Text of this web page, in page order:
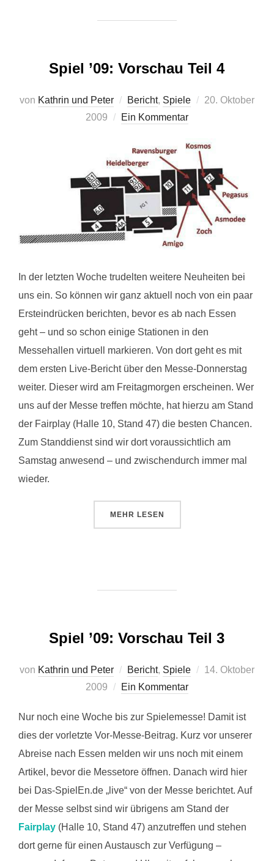
Spiel ’09: Vorschau Teil 4
von Kathrin und Peter Bericht, Spiele
Veröffentlicht
20. Oktober
2009
Ein Kommentar
In der letzten Woche trudelten weitere Neuheiten bei
uns ein. So können wir ganz aktuell noch von ein paar
Ersteindrücken berichten, bevor es ab nach Essen
geht – und so schon einige Stationen in den
Messehallen virtuell markieren. Von dort geht es mit
dem ersten Live-Bericht über den Messe-Donnerstag
weiter. Dieser wird am Freitagmorgen erscheinen. Wer
uns auf der Messe treffen möchte, hat hierzu am Stand
der Fairplay (Halle 10, Stand 47) die besten Chancen.
Zum Standdienst sind wir dort voraussichtlich am
Samstag anwesend – und zwischendurch immer mal
wieder.
MEHR ÜBER „SPIEL ’09: VORSCHAU
LESEN
Spiel ’09: Vorschau Teil 3
von Kathrin und Peter Bericht, Spiele
Veröffentlicht
14. Oktober
2009
Ein Kommentar
Nur noch eine Woche bis zur Spielemesse! Damit ist
dies der vorletzte Vor-Messe-Beitrag. Kurz vor unserer
Abreise nach Essen melden wir uns noch mit einem
Artikel, bevor die Messetore öffnen. Danach wird hier
bei Das-SpielEn.de „live“ von der Messe berichtet. Auf
der Messe selbst sind wir übrigens am Stand der
Fairplay (Halle 10, Stand 47) anzutreffen und stehen
dort gerne für einen Austausch zur Verfügung –